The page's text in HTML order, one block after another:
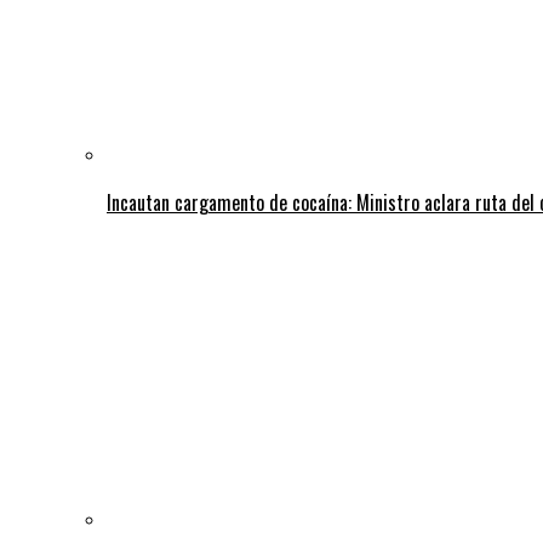
Incautan cargamento de cocaína: Ministro aclara ruta del